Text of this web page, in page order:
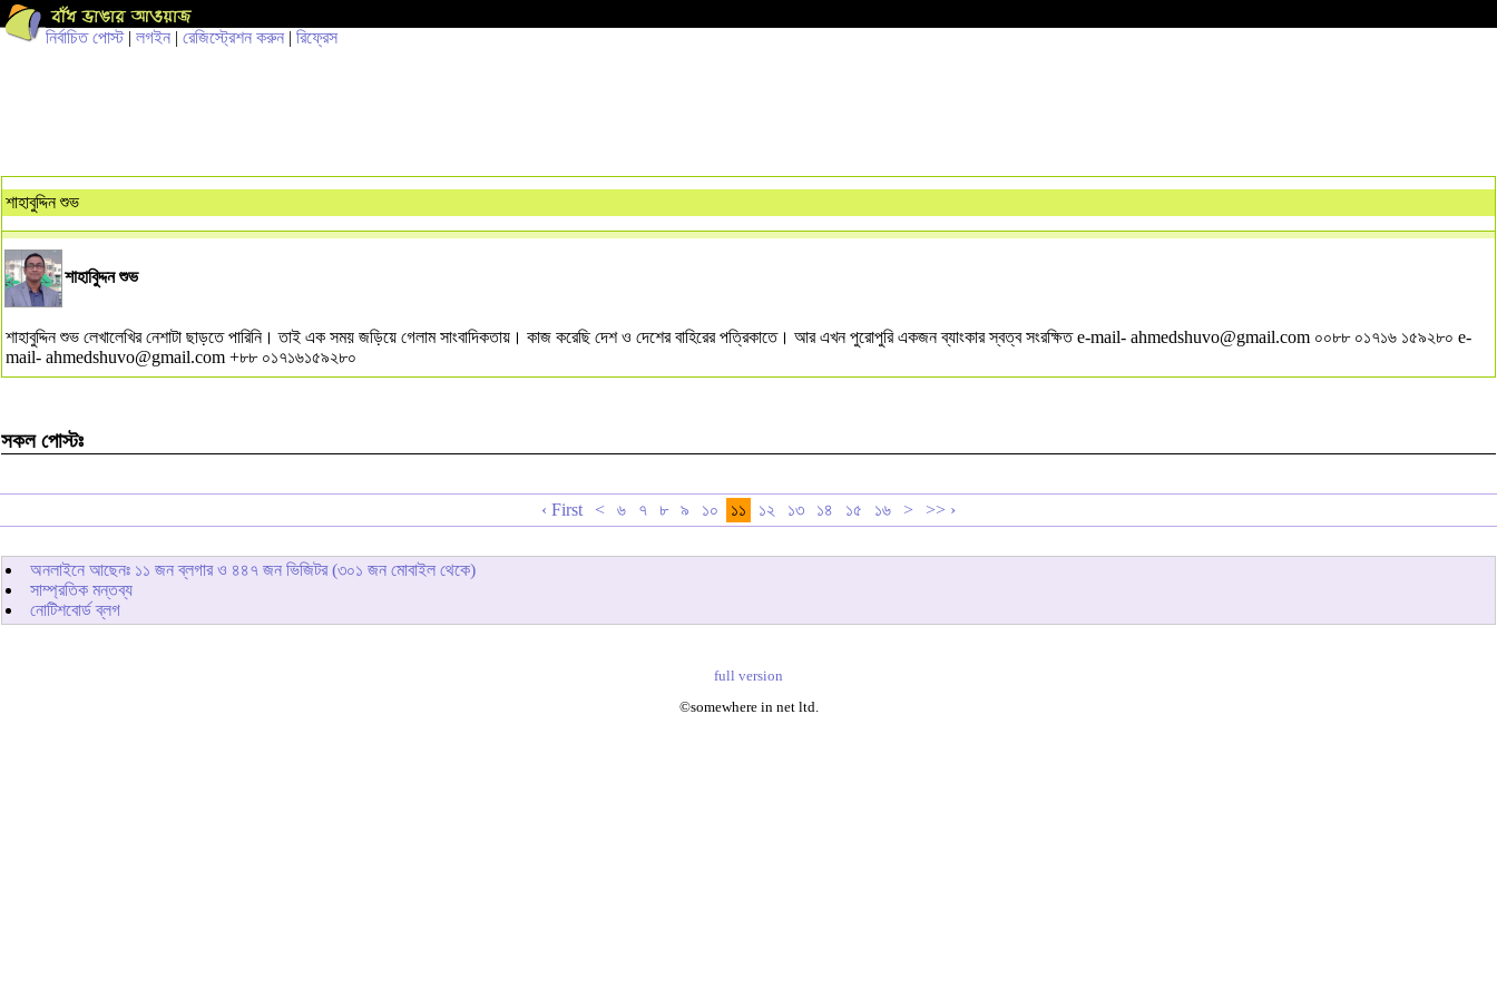
নির্বাচিত পোস্ট| লগইন | রেজিস্ট্রেশন করুন | রিফ্রেস
শাহাবুদ্দিন শুভ
শাহাবুিদ্দন শুভ
শাহাবুদ্দিন শুভ লেখালেখির নেশাটা ছাড়তে পারিনি। তাই এক সময় জড়িয়ে গেলাম সাংবাদিকতায়। কাজ করেছি দেশ ও দেশের বাহিরের পত্রিকাতে। আর এখন পুরোপুরি একজন ব্যাংকার স্বত্ব সংরক্ষিত e-mail- ahmedshuvo@gmail.com ০০৮৮ ০১৭১৬ ১৫৯২৮০ e-
mail- ahmedshuvo@gmail.com +৮৮ ০১৭১৬১৫৯২৮০
সকল পোস্টঃ
‹ First < ৬ ৭ ৮ ৯ ১০ ১১ ১২ ১৩ ১৪ ১৫ ১৬ > >> ›
অনলাইনে আছেনঃ ১১ জন ব্লগার ও ৪৪৭ জন ভিজিটর (৩০১ জন মোবাইল থেকে)
সাম্প্রতিক মন্তব্য
নোটিশবোর্ড ব্লগ
full version
©somewhere in net ltd.